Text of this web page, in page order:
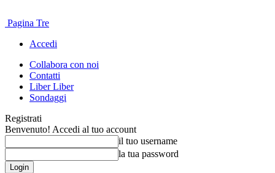
Pagina Tre
Accedi
Collabora con noi
Contatti
Liber Liber
Sondaggi
Registrati
Benvenuto! Accedi al tuo account
il tuo username
la tua password